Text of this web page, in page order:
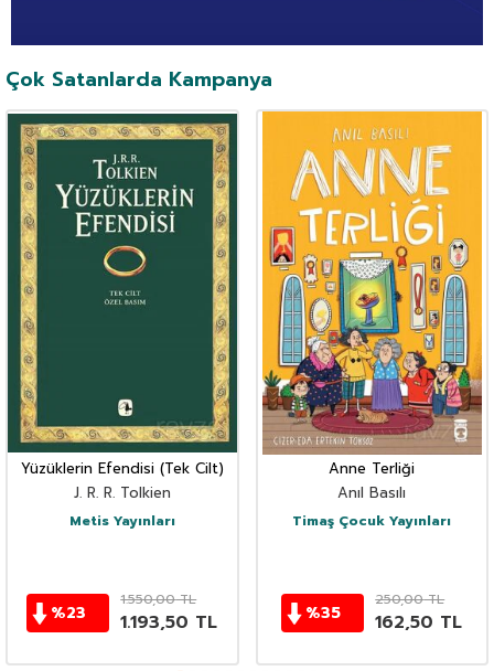
Çok Satanlarda Kampanya
Yüzüklerin Efendisi (Tek Cilt)
J. R. R. Tolkien
Metis Yayınları
%23
1.550,00TL
1.193,50 TL
Anne Terliği
Anıl Basılı
Timaş Çocuk Yayınları
%35
250,00TL
162,50 TL